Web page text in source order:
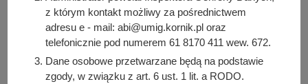
Data wytworzenia:
2024-04-11 11:17:18
Data publikacji:
2024-04-11 11:17:18
z którym kontakt możliwy za pośrednictwem
adresu e - mail: abi@umig.kornik.pl oraz
telefonicznie pod numerem 61 8170 411 wew. 672.
Dane osobowe przetwarzane będą na podstawie
zgody, w związku z art. 6 ust. 1 lit. a RODO.